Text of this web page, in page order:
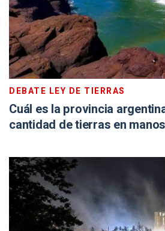
DEBATE LEY DE TIERRAS
Cuál es la provincia
cantidad de tierras en